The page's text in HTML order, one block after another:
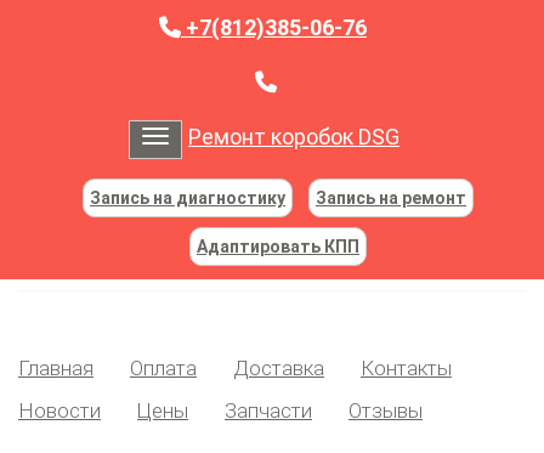
+7(812)385-06-76
Toggle navigation
Ремонт коробок DSG
Запись на диагностику Запись на ремонт
Адаптировать КПП
Главная Оплата Доставка
Контакты
Новости
Цены Запчасти Отзывы